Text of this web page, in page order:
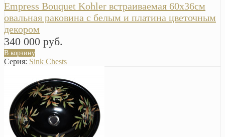
Empress Bouquet Kohler встраиваемая 60х36см
овальная раковина с белым и платина цветочным
декором
340 000 руб.
В корзину
Серия: Sink Chests